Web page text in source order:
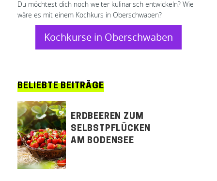
Du möchtest dich noch weiter kulinarisch entwickeln? Wie
wäre es mit einem Kochkurs in Oberschwaben?
Kochkurse in Oberschwaben
BELIEBTE BEITRÄGE
ERDBEEREN ZUM
SELBSTPFLÜCKEN
AM BODENSEE